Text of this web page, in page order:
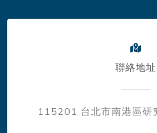
聯絡地址
115201 台北市南港區研